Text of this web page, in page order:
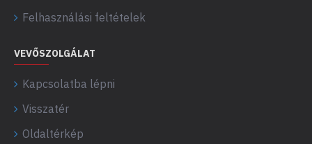
Felhasználási feltételek
VEVŐSZOLGÁLAT
Kapcsolatba lépni
Visszatér
Oldaltérkép